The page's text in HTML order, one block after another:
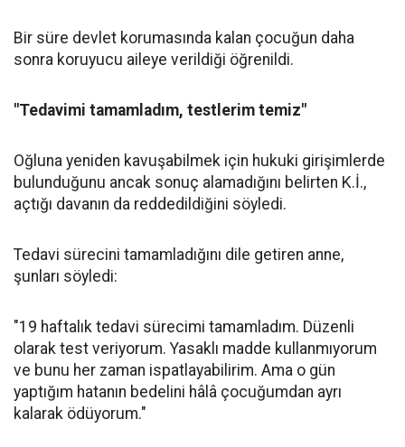
Bir süre devlet korumasında kalan çocuğun daha
sonra koruyucu aileye verildiği öğrenildi.
"Tedavimi tamamladım, testlerim temiz"
Oğluna yeniden kavuşabilmek için hukuki girişimlerde
bulunduğunu ancak sonuç alamadığını belirten K.İ.,
açtığı davanın da reddedildiğini söyledi.
Tedavi sürecini tamamladığını dile getiren anne,
şunları söyledi:
"19 haftalık tedavi sürecimi tamamladım. Düzenli
olarak test veriyorum. Yasaklı madde kullanmıyorum
ve bunu her zaman ispatlayabilirim. Ama o gün
yaptığım hatanın bedelini hâlâ çocuğumdan ayrı
kalarak ödüyorum."